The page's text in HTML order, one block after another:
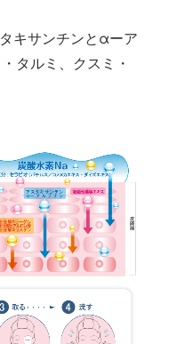
キサンチンとαーア
タルミ、クスミ・